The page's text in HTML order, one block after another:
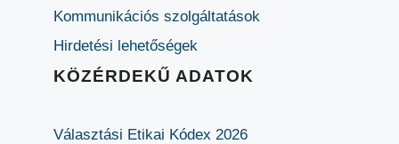
Kommunikációs szolgáltatások
Hirdetési lehetőségek
KÖZÉRDEKŰ ADATOK
Választási Etikai Kódex 2026